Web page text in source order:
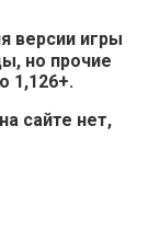
версии игры
но прочие
1,126+.
сайте нет,